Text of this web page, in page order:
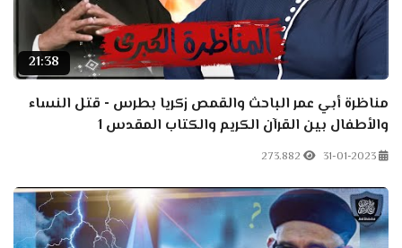
21:38
مناظرة أبي عمر الباحث والقمص زكريا بطرس - قتل النساء
والأطفال بين القرآن الكريم والكتاب المقدس 1
31-01-2023
273.882